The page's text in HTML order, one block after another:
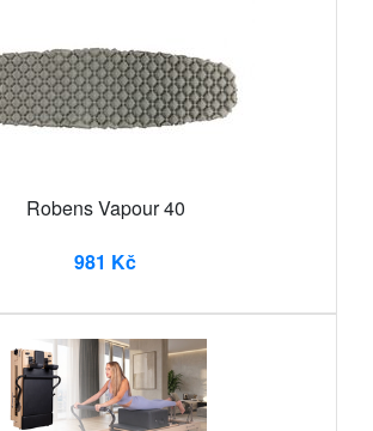
Robens Vapour 40
981 Kč